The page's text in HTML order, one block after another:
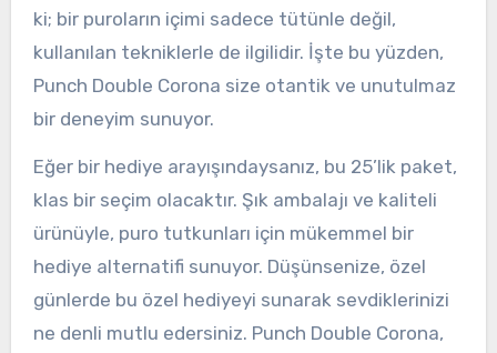
ki; bir puroların içimi sadece tütünle değil,
kullanılan tekniklerle de ilgilidir. İşte bu yüzden,
Punch Double Corona size otantik ve unutulmaz
bir deneyim sunuyor.
Eğer bir hediye arayışındaysanız, bu 25’lik paket,
klas bir seçim olacaktır. Şık ambalajı ve kaliteli
ürünüyle, puro tutkunları için mükemmel bir
hediye alternatifi sunuyor. Düşünsenize, özel
günlerde bu özel hediyeyi sunarak sevdiklerinizi
ne denli mutlu edersiniz. Punch Double Corona,